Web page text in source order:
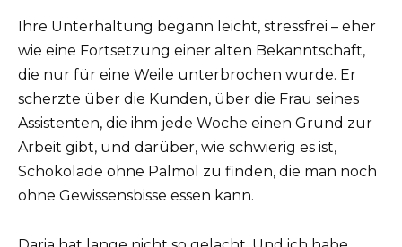
Ihre Unterhaltung begann leicht, stressfrei – eher
wie eine Fortsetzung einer alten Bekanntschaft,
die nur für eine Weile unterbrochen wurde. Er
scherzte über die Kunden, über die Frau seines
Assistenten, die ihm jede Woche einen Grund zur
Arbeit gibt, und darüber, wie schwierig es ist,
Schokolade ohne Palmöl zu finden, die man noch
ohne Gewissensbisse essen kann.